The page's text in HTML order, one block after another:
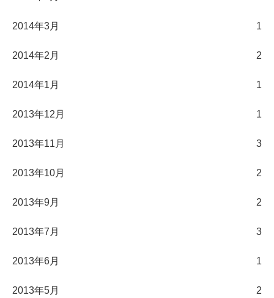
2014年3月 1
2014年2月 2
2014年1月 1
2013年12月 1
2013年11月 3
2013年10月 2
2013年9月 2
2013年7月 3
2013年6月 1
2013年5月 2